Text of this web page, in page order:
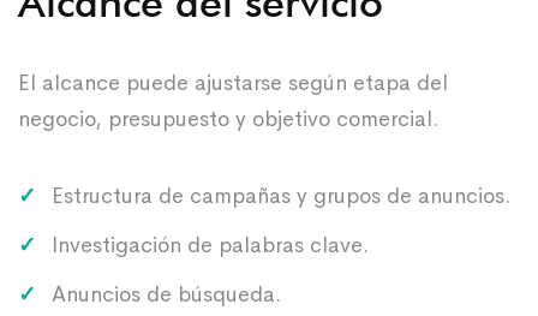
El alcance puede ajustarse según etapa del
negocio, presupuesto y objetivo comercial.
Estructura de campañas y grupos de anuncios.
Investigación de palabras clave.
Anuncios de búsqueda.